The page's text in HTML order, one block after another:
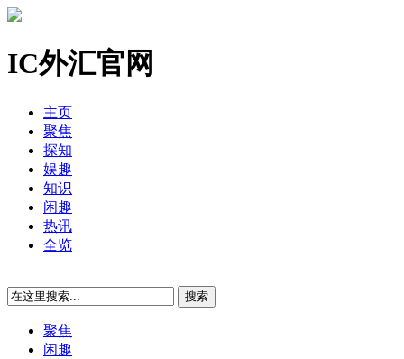
IC外汇官网
主页
聚焦
探知
娱趣
知识
闲趣
热讯
全览
聚焦
闲趣